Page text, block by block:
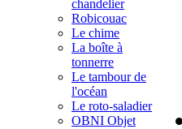
chandelier
Robicouac
Le chime
La boîte à
tonnerre
Le tambour de
l'océan
Le roto-saladier
OBNI Objet